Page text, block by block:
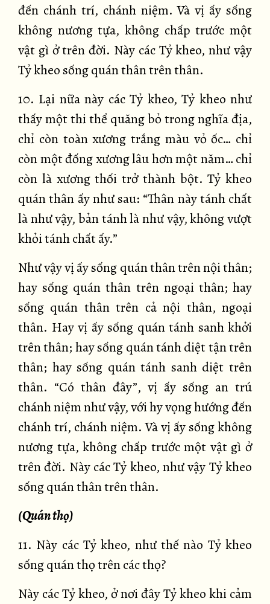
đến chánh trí, chánh niệm. Và vị ấy sống
không nương tựa, không chấp trước một
vật gì ở trên đời. Này các Tỷ kheo, như vậy
Tỷ kheo sống quán thân trên thân.
10. Lại nữa này các Tỷ kheo, Tỷ kheo như
thấy một thi thể quăng bỏ trong nghĩa địa,
chỉ còn toàn xương trắng màu vỏ ốc… chỉ
còn một đống xương lâu hơn một năm… chỉ
còn là xương thối trở thành bột. Tỷ kheo
quán thân ấy như sau: “Thân này tánh chất
là như vậy, bản tánh là như vậy, không vượt
khỏi tánh chất ấy.”
Như vậy vị ấy sống quán thân trên nội thân;
hay sống quán thân trên ngoại thân; hay
sống quán thân trên cả nội thân, ngoại
thân. Hay vị ấy sống quán tánh sanh khởi
trên thân; hay sống quán tánh diệt tận trên
thân; hay sống quán tánh sanh diệt trên
thân. “Có thân đây”, vị ấy sống an trú
chánh niệm như vậy, với hy vọng hướng đến
chánh trí, chánh niệm. Và vị ấy sống không
nương tựa, không chấp trước một vật gì ở
trên đời. Này các Tỷ kheo, như vậy Tỷ kheo
sống quán thân trên thân.
(Quán thọ)
11. Này các Tỷ kheo, như thế nào Tỷ kheo
sống quán thọ trên các thọ?
Này các Tỷ kheo, ở nơi đây Tỷ kheo khi cảm